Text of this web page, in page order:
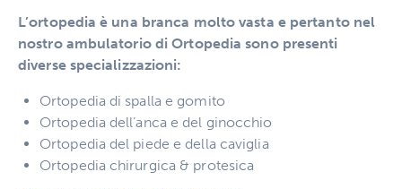
L’ortopedia è una branca molto vasta e pertanto nel
nostro ambulatorio di Ortopedia sono presenti
diverse specializzazioni:
Ortopedia di spalla e gomito
Ortopedia dell’anca e del ginocchio
Ortopedia del piede e della caviglia
Ortopedia chirurgica & protesica